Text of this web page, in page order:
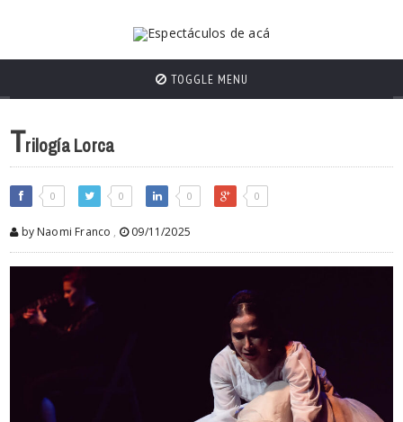
TOGGLE MENU
Trilogía Lorca
0 0 0 0
by Naomi Franco , 09/11/2025